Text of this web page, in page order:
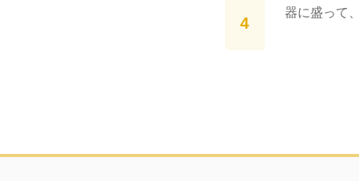
器に盛って